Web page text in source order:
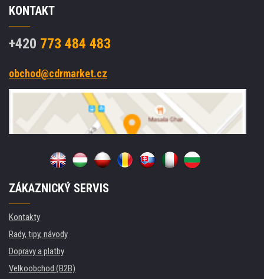
KONTAKT
+420 773 484 483
obchod@cdrmarket.cz
ZÁKAZNICKÝ SERVIS
Kontakty
Rady, tipy, návody
Dopravy a platby
Velkoobchod (B2B)